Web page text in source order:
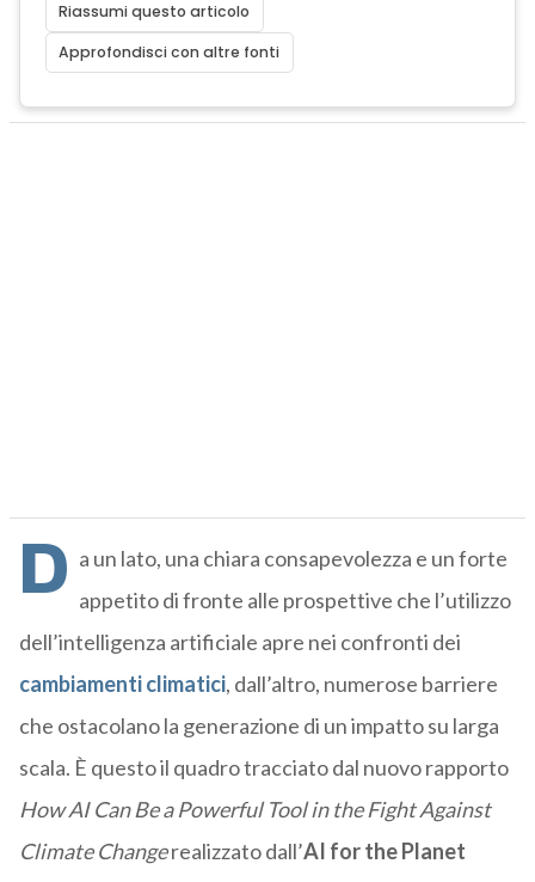
Riassumi questo articolo
Approfondisci con altre fonti
D a un lato, una chiara consapevolezza e un forte
appetito di fronte alle prospettive che l’utilizzo
dell’intelligenza artificiale apre nei confronti dei
cambiamenti climatici, dall’altro, numerose barriere
che ostacolano la generazione di un impatto su larga
scala. È questo il quadro tracciato dal nuovo rapporto
How AI Can Be a Powerful Tool in the Fight Against
Climate Changerealizzato dall’AI for the Planet